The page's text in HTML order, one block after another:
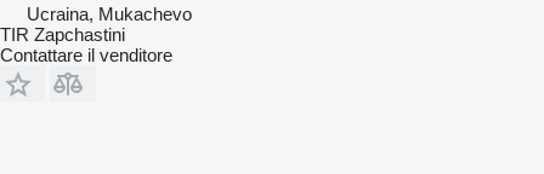
Ucraina, Mukachevo
TIR Zapchastini
Contattare il venditore